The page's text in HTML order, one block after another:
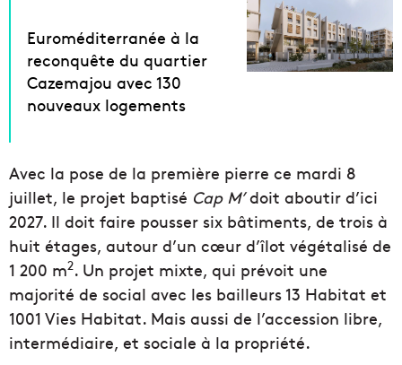
Euroméditerranée à la
reconquête du quartier
Cazemajou avec 130
nouveaux logements
Avec la pose de la première pierre ce mardi 8
juillet, le projet baptisé Cap M’doit aboutir d’ici
2027. Il doit faire pousser six bâtiments, de trois à
huit étages, autour d’un cœur d’îlot végétalisé de
1 200 m2. Un projet mixte, qui prévoit une
majorité de social avec les bailleurs 13 Habitat et
1001 Vies Habitat. Mais aussi de l’accession libre,
intermédiaire, et sociale à la propriété.